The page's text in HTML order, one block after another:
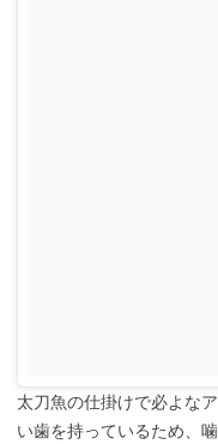
太刀魚の仕掛けで必よな
い歯を持っているため、